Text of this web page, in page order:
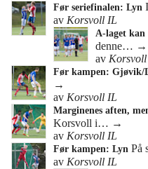
Før seriefinalen: Lyn
av Korsvoll IL
A-laget
denne… →
av
Før kampen: Gjøvik/
→
av Korsvoll IL
Marginenes aften,
Korsvoll i… →
av Korsvoll IL
Før kampen: Lyn På
av Korsvoll IL